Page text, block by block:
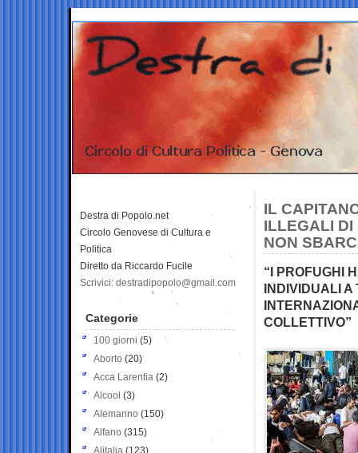
IL
ILLEGALI DI
NON
“I PROFUGHI
INDIVIDUALI A
COLLETTIVO”
Destra di Popolo.net
Circolo Genovese di Cultura e
Politica
Diretto da Riccardo Fucile
Scrivici: destradipopolo@gmail.com
Categorie
100 giorni (5)
Aborto (20)
Acca Larentia (2)
Alcool (3)
Alemanno (150)
Alfano (315)
Alitalia (123)